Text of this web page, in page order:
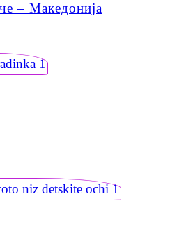
– Македонија